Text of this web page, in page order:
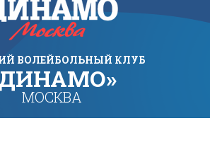
ВОЛЕЙБОЛЬНЫЙ КЛУБ
МОСКВА